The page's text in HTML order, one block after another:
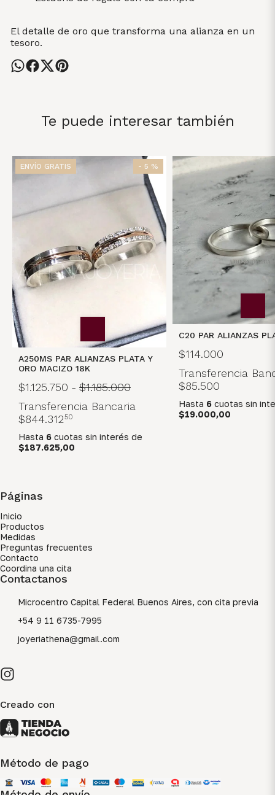
El detalle de oro que transforma una alianza en un
tesoro.
Te puede interesar también
ENVÍO GRATIS - 5 %
A250MS PAR ALIANZAS PLATA Y
ORO MACIZO 18K
$1.125.750 - $1.185.000
Transferencia Bancaria
$844.31250
Hasta 6 cuotas sin interés de
$187.625,00
C20 PAR ALIANZAS
$114.000
Transferencia
$85.500
Hasta 6 cuotas sin
$19.000,00
Páginas
Inicio
Productos
Medidas
Preguntas frecuentes
Contacto
Coordina una cita
Contactanos
Microcentro Capital Federal Buenos Aires, con cita previa
+54 9 11 6735-7995
joyeriathena@gmail.com
Creado con
Método de pago